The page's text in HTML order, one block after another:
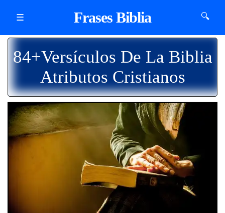
☰ Frases Biblia 🔍
84+Versículos De La Biblia
Atributos Cristianos